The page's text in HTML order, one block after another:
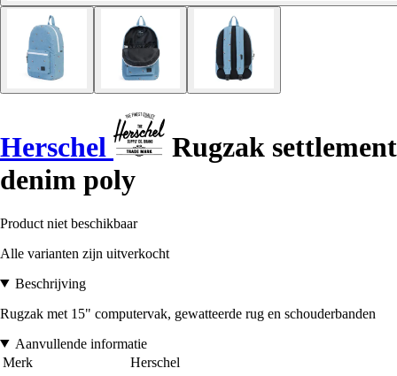
Herschel
Rugzak settlement
denim poly
Product niet beschikbaar
Alle varianten zijn uitverkocht
Beschrijving
Rugzak met 15" computervak, gewatteerde rug en schouderbanden
Aanvullende informatie
Merk
Herschel